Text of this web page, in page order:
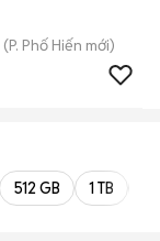
(P. Phố Hiến mới)
512 GB 1 TB